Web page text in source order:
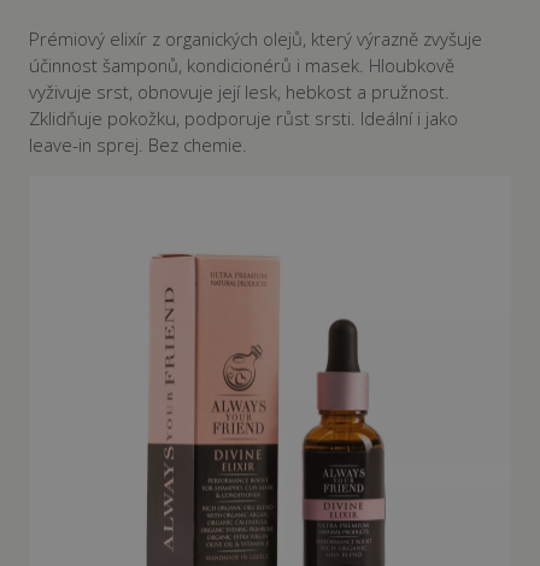
Prémiový elixír z organických olejů, který výrazně zvyšuje
účinnost šamponů, kondicionérů i masek. Hloubkově
vyživuje srst, obnovuje její lesk, hebkost a pružnost.
Zklidňuje pokožku, podporuje růst srsti. Ideální i jako
leave-in sprej. Bez chemie.